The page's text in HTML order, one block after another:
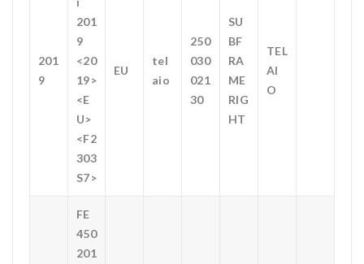
201
9
201
9
<20
19>
<E
U>
<F2
303
S7>
EU
tel
aio
250
030
021
30
SU
BF
RA
ME
RIG
HT
TEL
AI
O
FE
450
201